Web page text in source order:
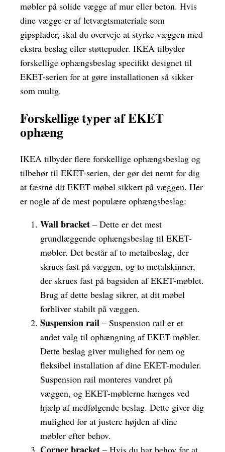
møbler på solide vægge af mur eller beton. Hvis
dine vægge er af letvægtsmateriale som
gipsplader, skal du overveje at styrke væggen med
ekstra beslag eller støttepuder. IKEA tilbyder
forskellige ophængsbeslag specifikt designet til
EKET-serien for at gøre installationen så sikker
som mulig.
Forskellige typer af EKET
ophæng
IKEA tilbyder flere forskellige ophængsbeslag og
tilbehør til EKET-serien, der gør det nemt for dig
at fæstne dit EKET-møbel sikkert på væggen. Her
er nogle af de mest populære ophængsbeslag:
Wall bracket – Dette er det mest
grundlæggende ophængsbeslag til EKET-
møbler. Det består af to metalbeslag, der
skrues fast på væggen, og to metalskinner,
der skrues fast på bagsiden af EKET-møblet.
Brug af dette beslag sikrer, at dit møbel
forbliver stabilt på væggen.
Suspension rail – Suspension rail er et
andet valg til ophængning af EKET-møbler.
Dette beslag giver mulighed for nem og
fleksibel installation af dine EKET-moduler.
Suspension rail monteres vandret på
væggen, og EKET-møblerne hænges ved
hjælp af medfølgende beslag. Dette giver dig
mulighed for at justere højden af dine
møbler efter behov.